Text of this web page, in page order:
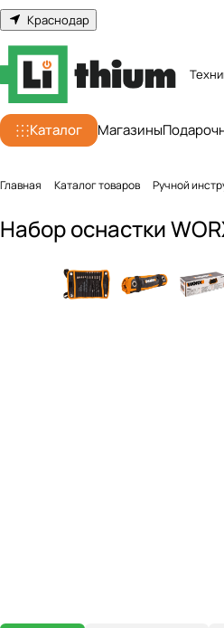
Краснодар
Каталог Магазины
Главная Каталог товаров Ручной
Набор оснастки